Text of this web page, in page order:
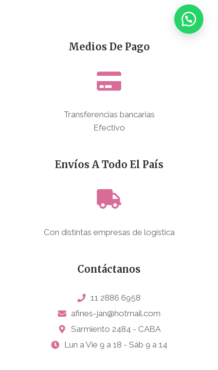
Medios De Pago
Transferencias bancarias
Efectivo
Envíos A Todo El País
Con distintas empresas de logística
Contáctanos
11 2886 6958
afines-jan@hotmail.com
Sarmiento 2484 - CABA
Lun a Vie 9 a 18 - Sáb 9 a 14